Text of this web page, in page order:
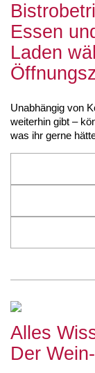
Essen
Laden
Unabhängig von
weiterhin gibt –
was ihr gerne
Alles
Der